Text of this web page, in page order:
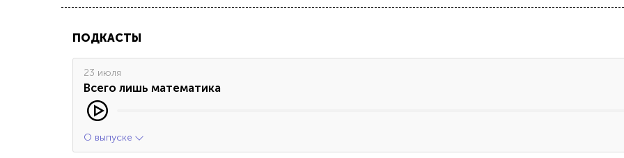
ПОДКАСТЫ
23 июля
Всего лишь математика
О выпуске